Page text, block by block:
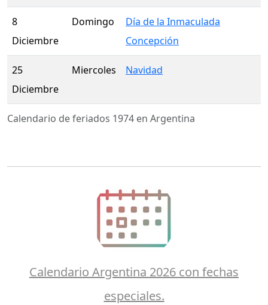
Calendario de feriados 1974 en Argentina
8
Diciembre
Domingo
Día de la Inmaculada
Concepción
25
Diciembre
Miercoles Navidad
Calendario Argentina 2026 con fechas
especiales.